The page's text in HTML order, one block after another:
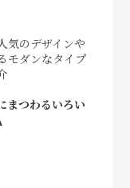
気のデザインや
モダンなタイプ
まつわるいろい